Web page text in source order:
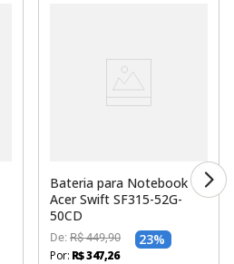
Bateria para Notebook
Acer Swift SF315-52G-
50CD
De: R$ 449,90 23%
Por: R$347,26